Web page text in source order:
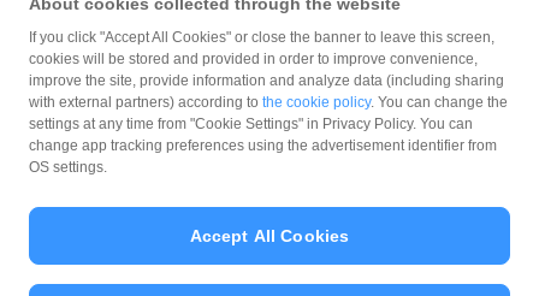
勧誘方針
マネロン等基本方針
カスタマーハラスメントに関する当社の考え方
© PayPay Corporation
If you click "Accept All Cookies" or close the banner to leave this screen,
cookies will be stored and provided in order to improve convenience,
improve the site, provide information and analyze data (including sharing
with external partners) according to the cookie policy. You can change the
settings at any time from "Cookie Settings" in Privacy Policy. You can
change app tracking preferences using the advertisement identifier from
OS settings.
Accept All Cookies